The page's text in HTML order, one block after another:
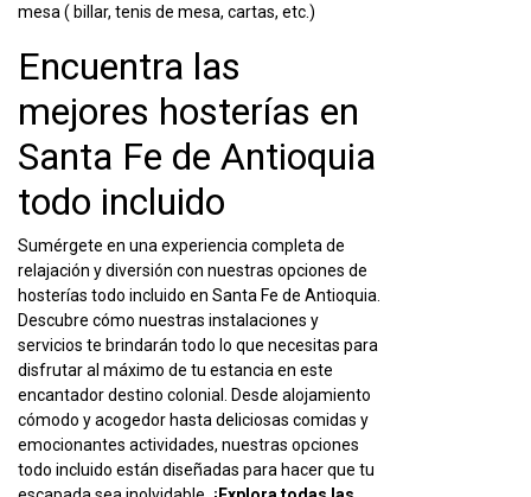
mesa ( billar, tenis de mesa, cartas, etc.)
Encuentra las
mejores hosterías en
Santa Fe de Antioquia
todo incluido
Sumérgete en una experiencia completa de
relajación y diversión con nuestras opciones de
hosterías todo incluido en Santa Fe de Antioquia.
Descubre cómo nuestras instalaciones y
servicios te brindarán todo lo que necesitas para
disfrutar al máximo de tu estancia en este
encantador destino colonial. Desde alojamiento
cómodo y acogedor hasta deliciosas comidas y
emocionantes actividades, nuestras opciones
todo incluido están diseñadas para hacer que tu